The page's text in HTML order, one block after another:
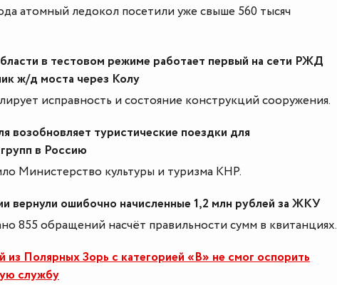
атомный ледокол посетили уже свыше 560 тысяч
в тестовом режиме работает первый на сети РЖД
ж/д моста через Колу
исправность и состояние конструкций сооружения.
возобновляет туристические поездки для
в Россию
Министерство культуры и туризма КНР.
вернули ошибочно начисленные 1,2 млн рублей за ЖКУ
855 обращений насчёт правильности сумм в квитанциях.
Полярных Зорь с категорией «В» не смог оспорить
службу